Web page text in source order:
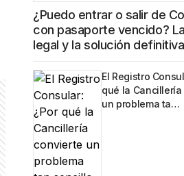
¿Puedo entrar o salir de
con pasaporte vencido?
legal y la solución definitiva
El Registro
qué la
un problema ta…